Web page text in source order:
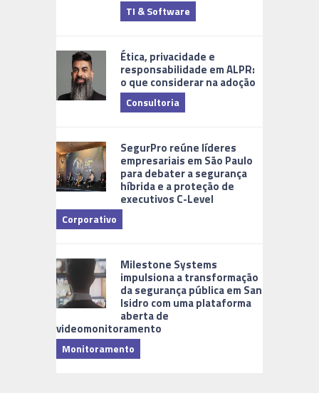
TI & Software
Ética, privacidade e
responsabilidade em ALPR:
o que considerar na adoção
Consultoria
SegurPro reúne líderes
empresariais em São Paulo
para debater a segurança
híbrida e a proteção de
executivos C-Level
Corporativo
Milestone Systems
impulsiona a transformação
da segurança pública em San
Isidro com uma plataforma
aberta de
videomonitoramento
Monitoramento